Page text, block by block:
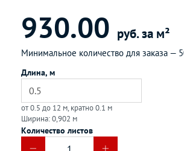
930.00 руб. за м²
Минимальное количество для заказа —
Длина, м
от 0.5 до 12 м, кратно 0.1 м
Ширина: 0,902 м
Количество листов